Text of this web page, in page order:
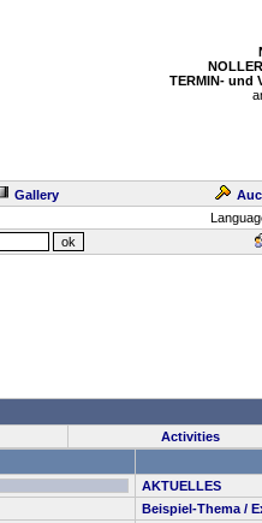
TERMIN- und
Gallery
Activities
AKTUELLES
Beispiel-Thema /